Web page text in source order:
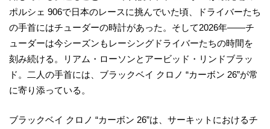
ポルシェ 906で日本のレースに挑んでいた頃、ドライバーたち
の手首にはチューダーの時計があった。そして2026年――チ
ューダーは今シーズンもレーシングドライバーたちの時間を
刻み続ける。リアム・ローソンとアービッド・リンドブラッ
ド。二人の手首には、ブラックベイ クロノ “カーボン 26”が常
に寄り添っている。
ブラックベイ クロノ “カーボン 26”は、サーキットにおけるチ